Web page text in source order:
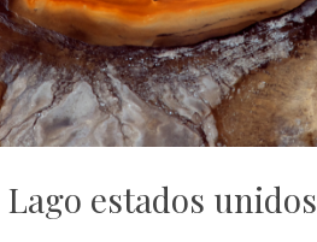
Lago estados unidos